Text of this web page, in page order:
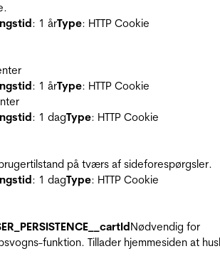
: 1 årType: HTTP Cookie
: 1 årType: HTTP Cookie
: 1 dagType: HTTP Cookie
på tværs af sideforespørgsler.
: 1 dagType: HTTP Cookie
Nødvendig for
funktion. Tillader hjemmesiden at